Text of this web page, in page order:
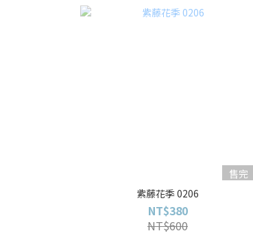
售完
紫藤花季 0206
NT$380
NT$600